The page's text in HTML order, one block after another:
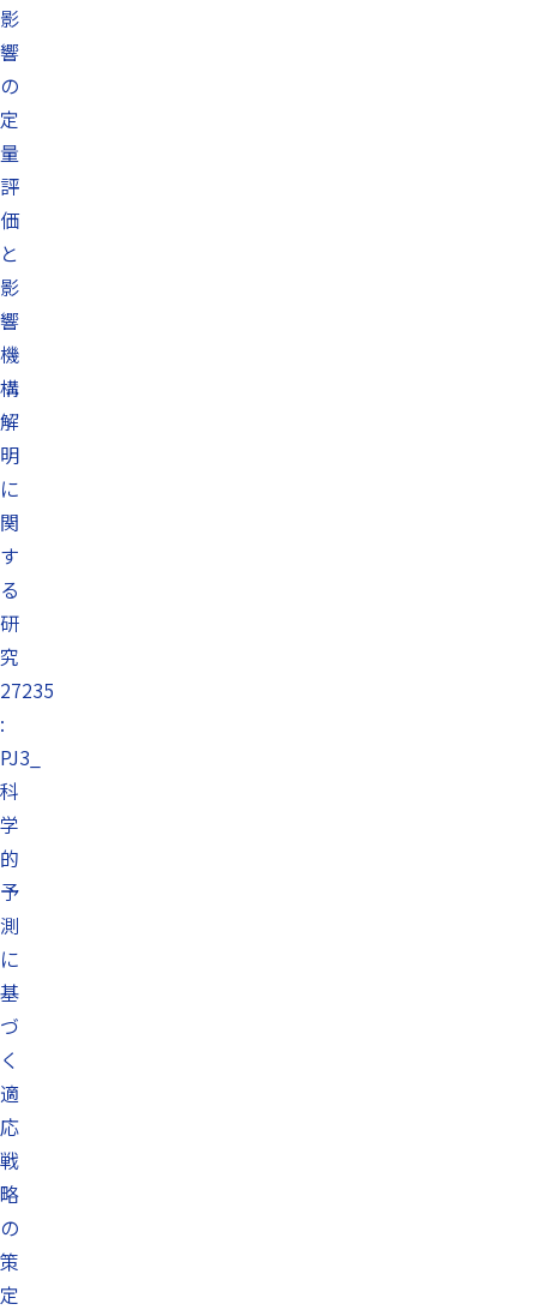
影
響
の
定
量
評
価
と
影
響
機
構
解
明
に
関
す
る
研
究
27235
:
PJ3_
科
学
的
予
測
に
基
づ
く
適
応
戦
略
の
策
定